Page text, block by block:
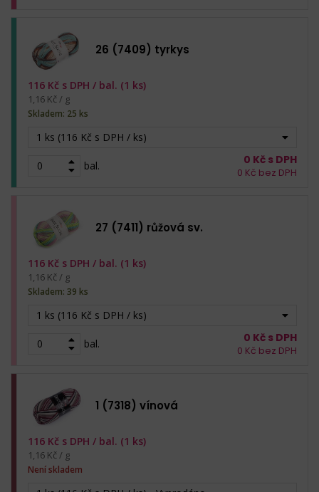
26 (7409) tyrkys
1 ks (116 Kč s DPH / ks)
bal.
116 Kč s DPH / bal. (1 ks)
1,16 Kč / g
Skladem: 25 ks
0 Kč s DPH
0 Kč bez DPH
27 (7411) růžová sv.
1 ks (116 Kč s DPH / ks)
bal.
116 Kč s DPH / bal. (1 ks)
1,16 Kč / g
Skladem: 39 ks
0 Kč s DPH
0 Kč bez DPH
1 (7318) vínová
116 Kč s DPH / bal. (1 ks)
1,16 Kč / g
Není skladem